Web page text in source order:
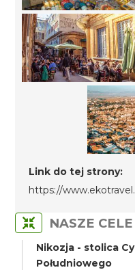
Link do tej strony:
https://
NASZE CELE
Nikozja - stolica
Południowego